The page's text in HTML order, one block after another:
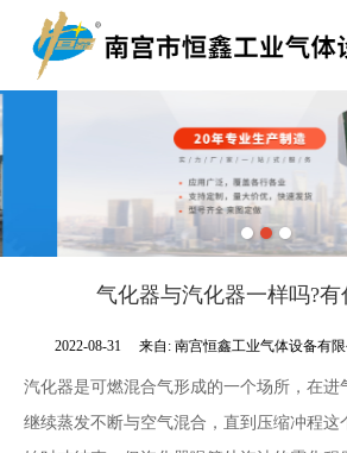
气化器与汽化器一样吗?有
2022-08-31 来自: 南宫恒鑫工业气体设备有限
汽化器是可燃混合气形成的一个场所，在进
继续蒸发不断与空气混合，直到压缩冲程这